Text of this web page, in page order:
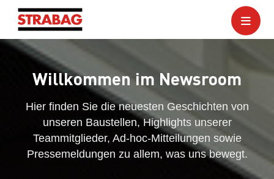
Willkommen im Newsroom
Hier finden Sie die neuesten Geschichten von
unseren Baustellen, Highlights unserer
Teammitglieder, Ad-hoc-Mitteilungen sowie
Pressemeldungen zu allem, was uns bewegt.